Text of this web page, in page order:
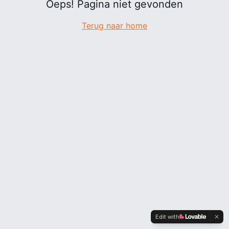
Oeps! Pagina niet gevonden
Terug naar home
Edit with